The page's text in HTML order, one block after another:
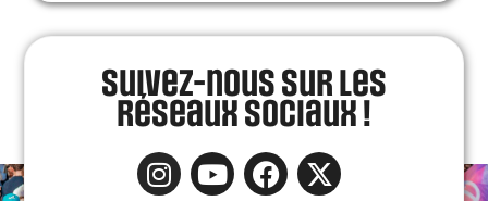
Suivez-nous sur les
réseaux sociaux !